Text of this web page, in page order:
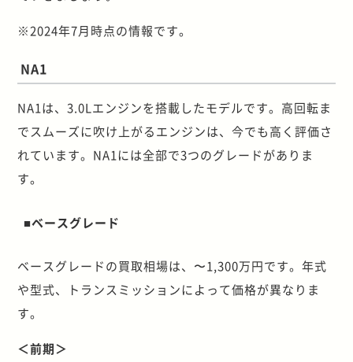
※2024年7月時点の情報です。
NA1
NA1は、3.0Lエンジンを搭載したモデルです。高回転ま
でスムーズに吹け上がるエンジンは、今でも高く評価さ
れています。NA1には全部で3つのグレードがありま
す。
■ベースグレード
ベースグレードの買取相場は、〜1,300万円です。年式
や型式、トランスミッションによって価格が異なりま
す。
＜前期＞